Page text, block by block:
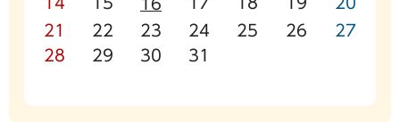
21
22 23 24 25 26
27
28
29 30 31